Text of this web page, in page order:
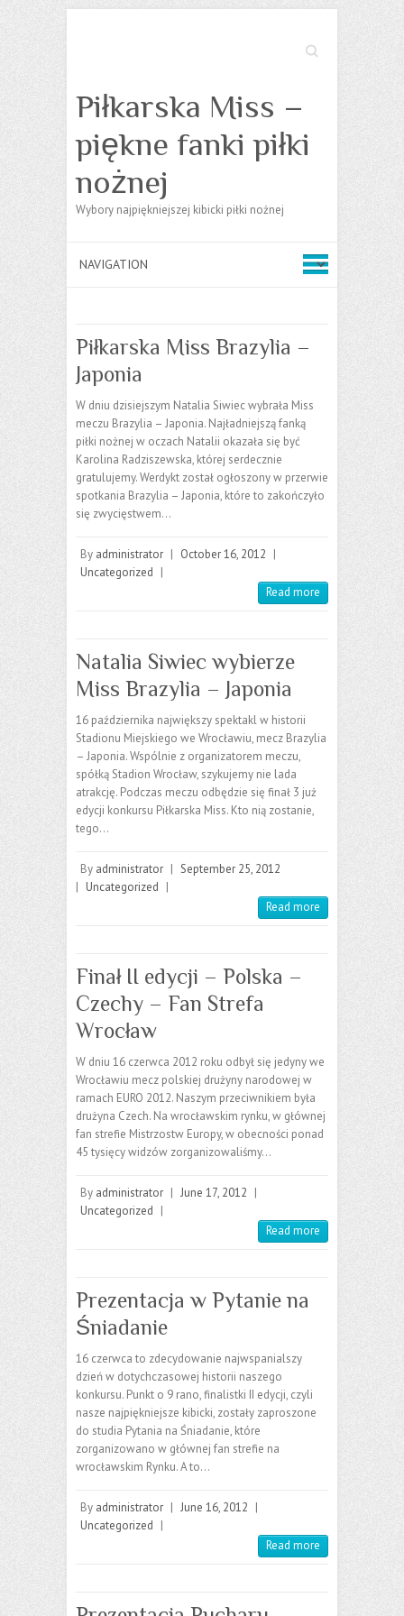
Search
Piłkarska Miss –
piękne fanki piłki
nożnej
Wybory najpiękniejszej kibicki piłki nożnej
Piłkarska Miss Brazylia –
Japonia
W dniu dzisiejszym Natalia Siwiec wybrała Miss
meczu Brazylia – Japonia. Najładniejszą fanką
piłki nożnej w oczach Natalii okazała się być
Karolina Radziszewska, której serdecznie
gratulujemy. Werdykt został ogłoszony w przerwie
spotkania Brazylia – Japonia, które to zakończyło
się zwycięstwem…
By administrator | October 16, 2012 |
Uncategorized |
Read more
Natalia Siwiec wybierze
Miss Brazylia – Japonia
16 października największy spektakl w historii
Stadionu Miejskiego we Wrocławiu, mecz Brazylia
– Japonia. Wspólnie z organizatorem meczu,
spółką Stadion Wrocław, szykujemy nie lada
atrakcję. Podczas meczu odbędzie się finał 3 już
edycji konkursu Piłkarska Miss. Kto nią zostanie,
tego…
By administrator | September 25, 2012
| Uncategorized |
Read more
Finał II edycji – Polska –
Czechy – Fan Strefa
Wrocław
W dniu 16 czerwca 2012 roku odbył się jedyny we
Wrocławiu mecz polskiej drużyny narodowej w
ramach EURO 2012. Naszym przeciwnikiem była
drużyna Czech. Na wrocławskim rynku, w głównej
fan strefie Mistrzostw Europy, w obecności ponad
45 tysięcy widzów zorganizowaliśmy…
By administrator | June 17, 2012 |
Uncategorized |
Read more
Prezentacja w Pytanie na
Śniadanie
16 czerwca to zdecydowanie najwspanialszy
dzień w dotychczasowej historii naszego
konkursu. Punkt o 9 rano, finalistki II edycji, czyli
nasze najpiękniejsze kibicki, zostały zaproszone
do studia Pytania na Śniadanie, które
zorganizowano w głównej fan strefie na
wrocławskim Rynku. A to…
By administrator | June 16, 2012 |
Uncategorized |
Read more